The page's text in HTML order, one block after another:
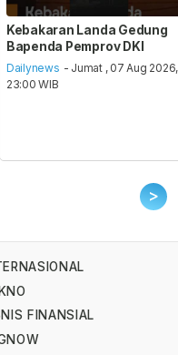
Kebakaran Landa Gedung
Bapenda Pemprov DKI
Dailynews - Jumat , 07 Aug 2026,
23:00 WIB
>
FINANSIAL